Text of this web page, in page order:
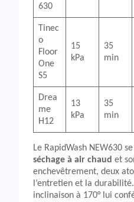
630
Tinec
o
Floor
One
S5
15
kPa
35
min
Drea
me
H12
13
kPa
35
min
Le RapidWash NEW630
séchage à air chaud et
enchevêtrement, deux
l’entretien et la
inclinaison à 170° lui